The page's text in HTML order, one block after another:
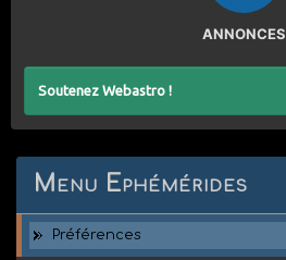
ANNONCES
Soutenez Webastro !
Menu Ephémérides
Préférences